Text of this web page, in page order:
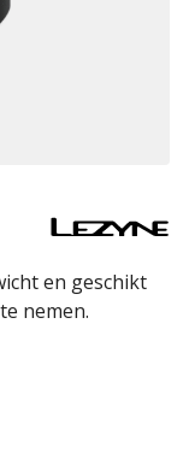
en geschikt
nemen.